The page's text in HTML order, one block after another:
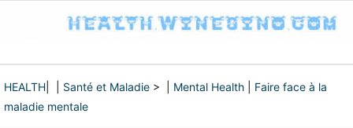
HEALTH Santé et Maladie > | Mental Health
Faire face à la
maladie mentale